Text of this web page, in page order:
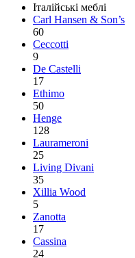
Італійські меблі
Carl Hansen & Son’s
60
Ceccotti
9
De Castelli
17
Ethimo
50
Henge
128
Laurameroni
25
Living Divani
35
Xillia Wood
5
Zanotta
17
Cassina
24